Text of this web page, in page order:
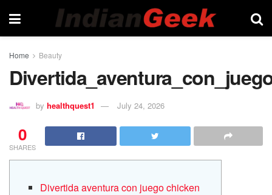
Home Beauty
by healthquest1 July 24, 2026
0
SHARES
Divertida aventura con juego chicken